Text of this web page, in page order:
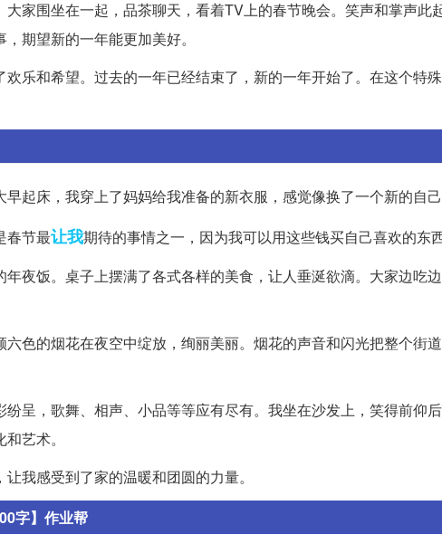
家围坐在一起，品茶聊天，看着TV上的春节晚会。笑声和掌声此
期望新的一年能更加美好。
乐和希望。过去的一年已经结束了，新的一年开始了。在这个特
起床，我穿上了妈妈给我准备的新衣服，感觉像换了一个新的自己
春节最让我期待的事情之一，因为我可以用这些钱买自己喜欢的东西
夜饭。桌子上摆满了各式各样的美食，让人垂涎欲滴。大家边吃
色的烟花在夜空中绽放，绚丽美丽。烟花的声音和闪光把整个街
呈，歌舞、相声、小品等等应有尽有。我坐在沙发上，笑得前仰
艺术。
我感受到了家的温暖和团圆的力量。
字】作业帮